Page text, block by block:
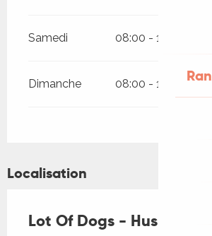
Samedi 08:00 - 18:30
Dimanche 08:00 - 18:30
Localisation
Lot Of Dogs - Husky